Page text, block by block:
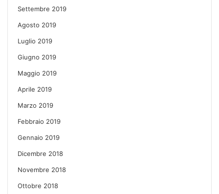
Settembre 2019
Agosto 2019
Luglio 2019
Giugno 2019
Maggio 2019
Aprile 2019
Marzo 2019
Febbraio 2019
Gennaio 2019
Dicembre 2018
Novembre 2018
Ottobre 2018